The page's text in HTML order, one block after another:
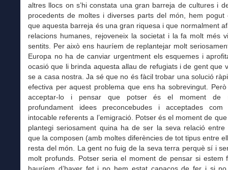
altres llocs on s’hi constata una gran barreja de cultures i
procedents de moltes i diverses parts del món, hem pogut
que aquesta barreja és una gran riquesa i que normalment
relacions humanes, rejoveneix la societat i la fa molt més
sentits. Per això ens hauríem de replantejar molt
Europa no ha de canviar urgentment els esquemes i
ocasió que li brinda aquesta allau de refugiats i de gent que
se a casa nostra. Ja sé que no és fàcil trobar una solució
efectiva per aquest problema que ens ha sobrevingut.
acceptar-lo i pensar que potser és el moment de
profundament idees preconcebudes i acceptades
intocable referents a l’emigració. Potser és el moment de
plantegi seriosament quina ha de ser la seva relació entre
que la composen (amb moltes diferències de tot tipus entre
resta del món. La gent no fuig de la seva terra perquè sí i
molt profunds. Potser seria el moment de pensar si estem